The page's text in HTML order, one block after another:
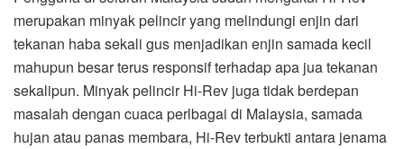
merupakan minyak pelincir yang melindungi enjin dari
tekanan haba sekali gus menjadikan enjin samada kecil
mahupun besar terus responsif terhadap apa jua tekanan
sekalipun. Minyak pelincir Hi-Rev juga tidak berdepan
masalah dengan cuaca perlbagai di Malaysia, samada
hujan atau panas membara, Hi-Rev terbukti antara jenama